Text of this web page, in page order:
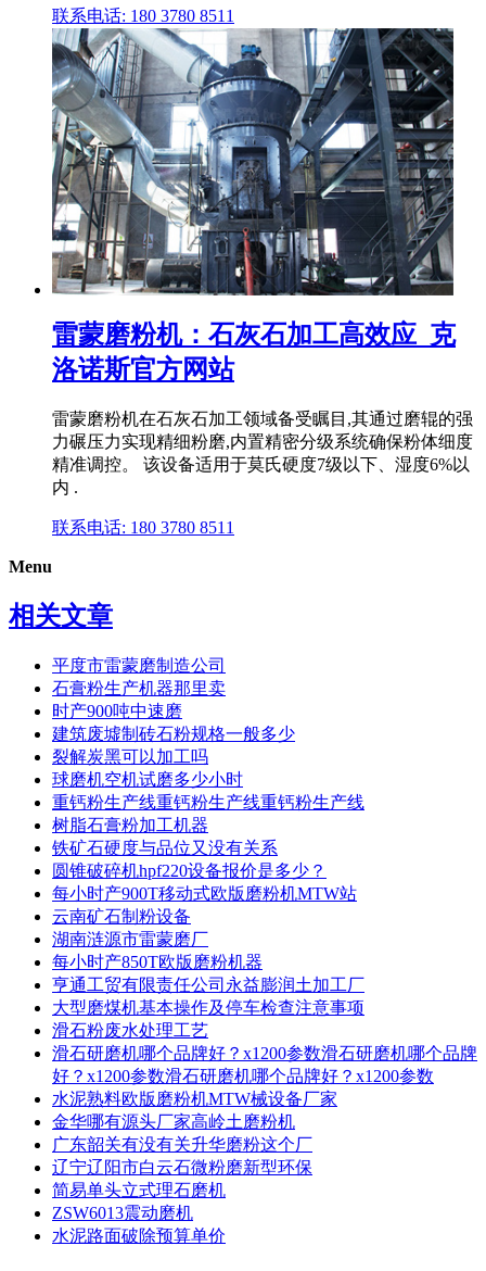
联系电话: 180 3780 8511
雷蒙磨粉机：石灰石加工高效应_克
洛诺斯官方网站
雷蒙磨粉机在石灰石加工领域备受瞩目,其通过磨辊的强
力碾压力实现精细粉磨,内置精密分级系统确保粉体细度
精准调控。 该设备适用于莫氏硬度7级以下、湿度6%以
内 .
联系电话: 180 3780 8511
Menu
相关文章
平度市雷蒙磨制造公司
石膏粉生产机器那里卖
时产900吨中速磨
建筑废墟制砖石粉规格一般多少
裂解炭黑可以加工吗
球磨机空机试磨多少小时
重钙粉生产线重钙粉生产线重钙粉生产线
树脂石膏粉加工机器
铁矿石硬度与品位又没有关系
圆锥破碎机hpf220设备报价是多少？
每小时产900T移动式欧版磨粉机MTW站
云南矿石制粉设备
湖南涟源市雷蒙磨厂
每小时产850T欧版磨粉机器
亨通工贸有限责任公司永益膨润土加工厂
大型磨煤机基本操作及停车检查注意事项
滑石粉废水处理工艺
滑石研磨机哪个品牌好？x1200参数滑石研磨机哪个品牌
好？x1200参数滑石研磨机哪个品牌好？x1200参数
水泥熟料欧版磨粉机MTW械设备厂家
金华哪有源头厂家高岭土磨粉机
广东韶关有没有关升华磨粉这个厂
辽宁辽阳市白云石微粉磨新型环保
简易单头立式理石磨机
ZSW6013震动磨机
水泥路面破除预算单价